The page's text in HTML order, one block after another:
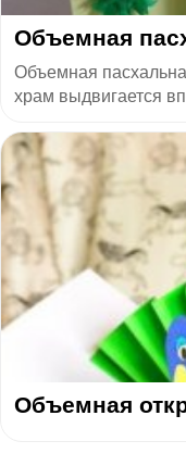
Объемная
Объемная
храм выдвигается
Объемная